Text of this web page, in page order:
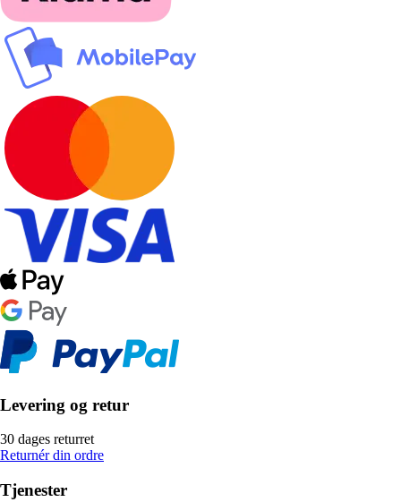
Levering og retur
30 dages returret
Returnér din ordre
Tjenester